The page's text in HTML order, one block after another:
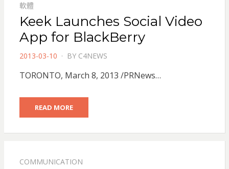
軟體
Keek Launches Social Video
App for BlackBerry
POSTED
2013-03-10 BY C4NEWS
TORONTO, March 8, 2013 /PRNews…
READ MORE
COMMUNICATION